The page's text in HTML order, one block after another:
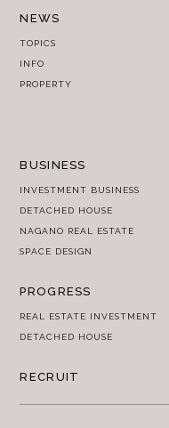
NEWS
TOPICS
INFO
PROPERTY
BUSINESS
INVESTMENT BUSINESS
DETACHED HOUSE
NAGANO REAL ESTATE
SPACE DESIGN
PROGRESS
REAL ESTATE INVESTMENT
DETACHED HOUSE
RECRUIT